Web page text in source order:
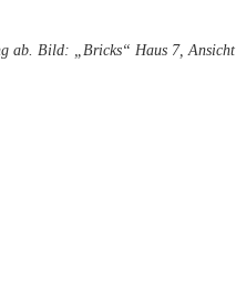
ab. Bild: „Bricks“ Haus 7, Ansicht